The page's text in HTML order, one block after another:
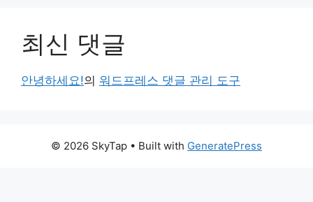
최신 댓글
안녕하세요!의 워드프레스 댓글 관리 도구
© 2026 SkyTap • Built with GeneratePress